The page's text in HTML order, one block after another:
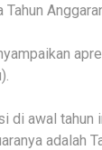
di awal tahun
adalah